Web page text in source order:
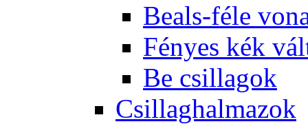
Be­als-fé­le
Fé­nyes kék
Be csil­la­gok
Csil­lag­hal­ma­zok